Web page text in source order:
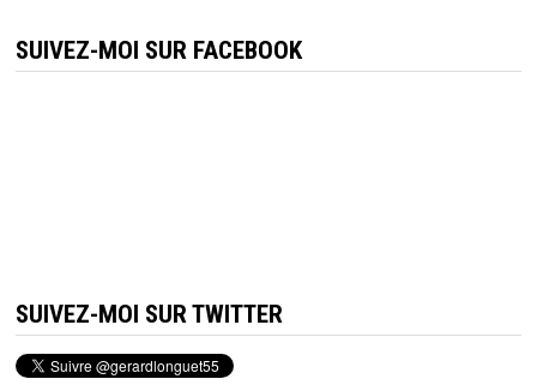
SUIVEZ-MOI SUR FACEBOOK
SUIVEZ-MOI SUR TWITTER